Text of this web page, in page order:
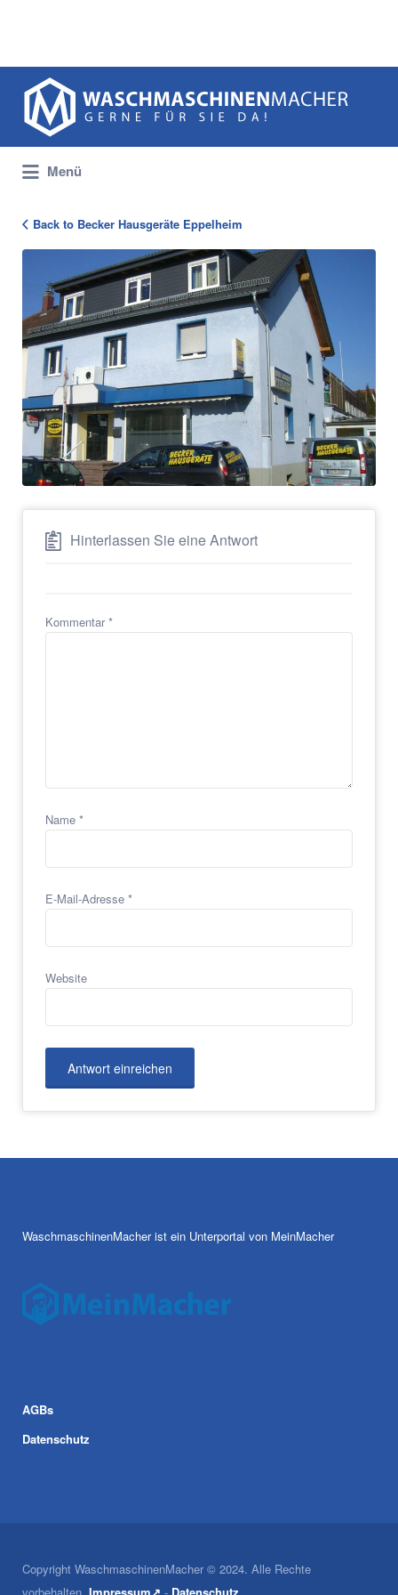
Suchen
nach:
Menü
104199_Becker_Eingang_1331
Back to Becker Hausgeräte Eppelheim
Hinterlassen Sie eine Antwort
Kommentar*
Name *
E-Mail-Adresse *
Website
WaschmaschinenMacher ist ein Unterportal von MeinMacher
AGBs
Datenschutz
Copyright WaschmaschinenMacher © 2024. Alle Rechte